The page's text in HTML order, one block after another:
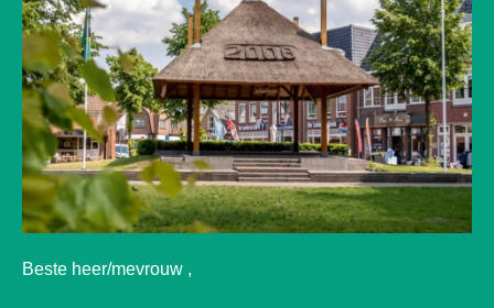
Beste heer/mevrouw ,